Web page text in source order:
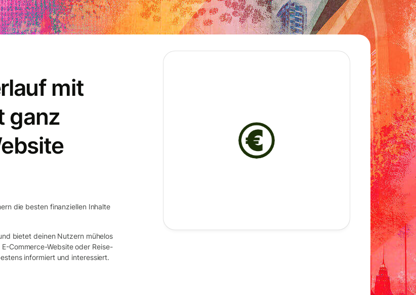
mit
ganz
die besten finanziellen Inhalte
bietet deinen Nutzern mühelos
Commerce-Website oder Reise-
informiert und interessiert.